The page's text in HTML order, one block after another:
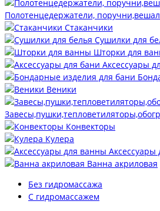
Полотенцедержатели,
Стаканчики
Сушилки для
Шторки для
Аксессуары
Веники
Конвекторы
Кулера
Аксессуары
Ванна акриловая
Без гидромассажа
С гидромассажем